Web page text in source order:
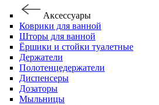
Аксессуары
Коврики для ванной
Шторы для ванной
Ёршики и стойки туалетные
Держатели
Полотенцедержатели
Диспенсеры
Дозаторы
Мыльницы